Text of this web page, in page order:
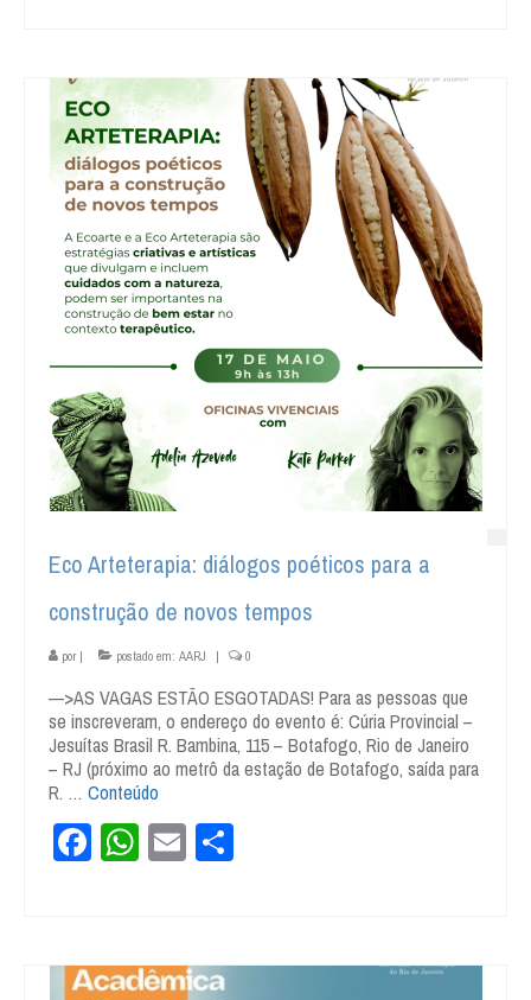
Eco Arteterapia: diálogos poéticos para a
construção de novos tempos
por | postado em: AARJ | 0
—>AS VAGAS ESTÃO ESGOTADAS! Para as pessoas que
se inscreveram, o endereço do evento é: Cúria Provincial –
Jesuítas Brasil R. Bambina, 115 – Botafogo, Rio de Janeiro
– RJ (próximo ao metrô da estação de Botafogo, saída para
R. … Conteúdo
Facebook
WhatsApp
Email